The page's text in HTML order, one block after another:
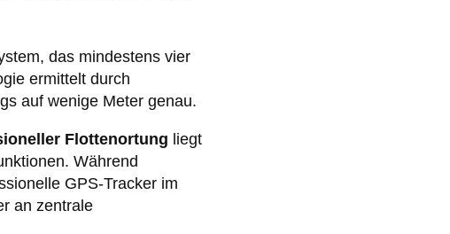
das mindestens vier
ermittelt durch
auf wenige Meter genau.
Flottenortung liegt
Während
GPS-Tracker im
an zentrale